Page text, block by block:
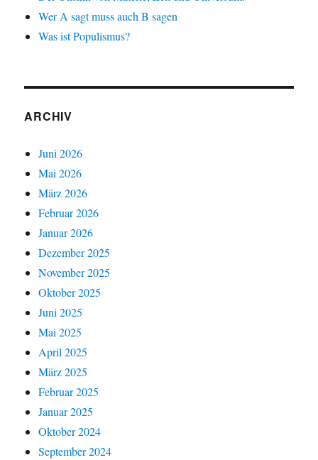
Wer A sagt muss auch B sagen
Was ist Populismus?
ARCHIV
Juni 2026
Mai 2026
März 2026
Februar 2026
Januar 2026
Dezember 2025
November 2025
Oktober 2025
Juni 2025
Mai 2025
April 2025
März 2025
Februar 2025
Januar 2025
Oktober 2024
September 2024